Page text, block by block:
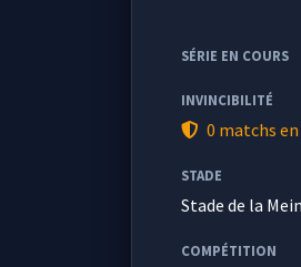
SÉRIE EN COURS
INVINCIBILITÉ
0 matchs
STADE
Stade de la
COMPÉTITION